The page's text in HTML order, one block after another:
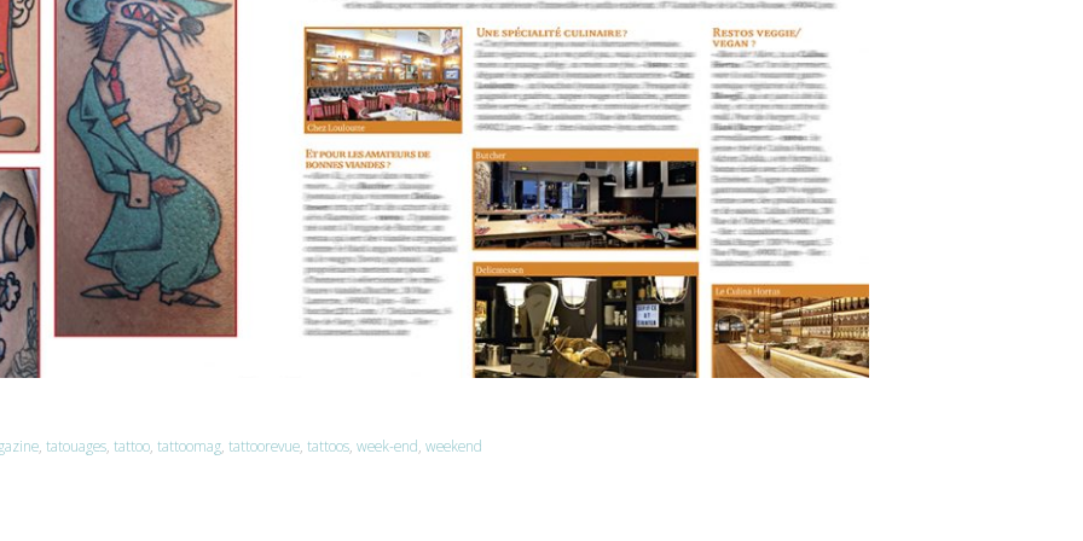
,tatouages ,tattoo ,tattoomag ,tattoorevue ,tattoos ,week-end ,weekend